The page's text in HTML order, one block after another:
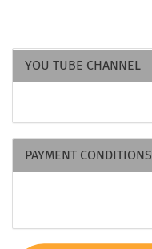
YOU TUBE CHANNEL
PAYMENT CONDITIONS